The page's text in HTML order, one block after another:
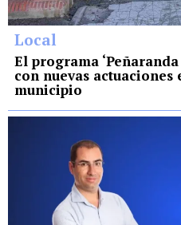
Local
El programa
con nuevas
municipio